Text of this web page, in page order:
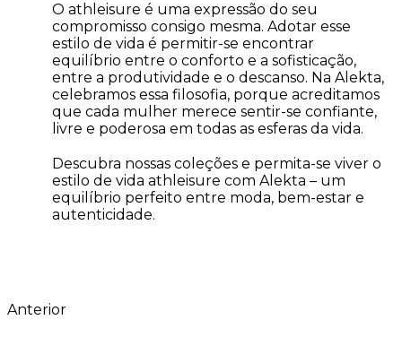
O athleisure é uma expressão do seu
compromisso consigo mesma. Adotar esse
estilo de vida é permitir-se encontrar
equilíbrio entre o conforto e a sofisticação,
entre a produtividade e o descanso. Na Alekta,
celebramos essa filosofia, porque acreditamos
que cada mulher merece sentir-se confiante,
livre e poderosa em todas as esferas da vida.
Descubra nossas coleções e permita-se viver o
estilo de vida athleisure com Alekta – um
equilíbrio perfeito entre moda, bem-estar e
autenticidade.
Anterior